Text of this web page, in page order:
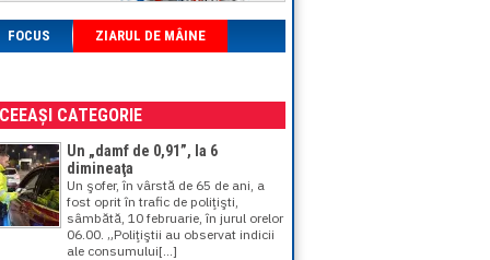
FOCUS ZIARUL DE MÂINE
CATEGORIE
Un „damf de 0,91”, la 6
dimineaţa
Un şofer, în vârstă de 65 de ani, a
fost oprit în trafic de poliţişti,
sâmbătă, 10 februarie, în jurul orelor
06.00. „Poliţiştii au observat indicii
ale consumului[...]